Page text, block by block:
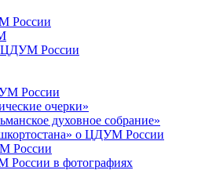
России
России
России
очерки»
духовное собрание»
о ЦДУМ России
России
в фотографиях